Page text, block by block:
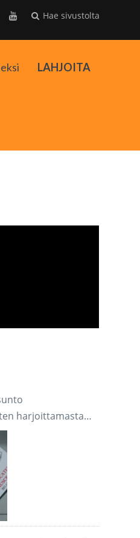
Hae sivustolta
LAHJOITA
harjoittamasta
tuhoamisesta